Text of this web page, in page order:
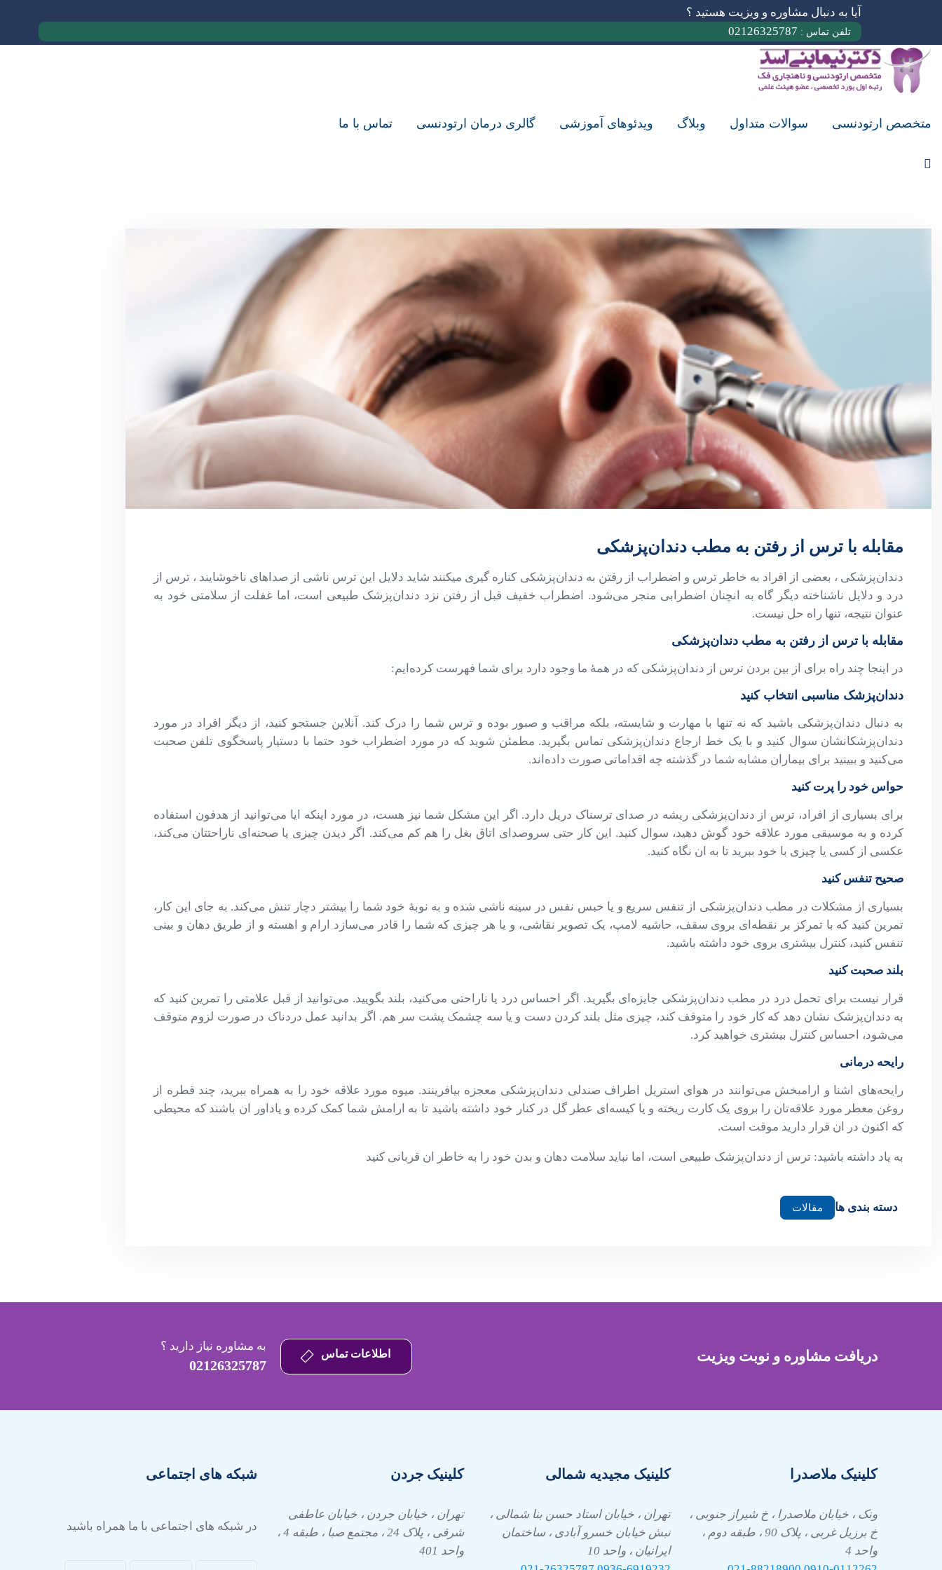
آیا به دنبال مشاوره و ویزیت هستید ؟
تلفن تماس : 02126325787
متخصص ارتودنسی سوالات متداول وبلاگ ویدئوهای آموزشی گالری درمان ارتودنسی تماس با ما
مقابله با ترس از رفتن به مطب دندان‌پزشکی
دندان‌پزشکی ، بعضی از افراد به خاطر ترس و اضطراب از رفتن به دندان‌پزشکی کناره گیری میکنند شاید دلایل این ترس ناشی از صداهای ناخوشایند ، ترس از
درد و دلایل ناشناخته دیگر گاه به انچنان اضطرابی منجر می‌شود.
اضطراب خفیف قبل از رفتن نزد دندان‌پزشک طبیعی است، اما غفلت از سلامتی خود به
عنوان نتیجه، تنها راه حل نیست.
مقابله با ترس از رفتن به مطب دندان‌پزشکی
در اینجا چند راه برای از بین بردن ترس از دندان‌پزشکی که در همهٔ ما وجود دارد برای شما فهرست کرده‌ایم:
دندان‌پزشک مناسبی انتخاب کنید
به دنبال دندان‌پزشکی باشید که نه تنها با مهارت و شایسته، بلکه مراقب و صبور بوده و ترس شما را درک کند. آنلاین جستجو کنید، از دیگر افراد در مورد
دندان‌پزشکانشان سوال کنید و با یک خط ارجاع دندان‌پزشکی تماس بگیرید. مطمئن شوید که در مورد اضطراب خود حتما با دستیار پاسخگوی تلفن صحبت
می‌کنید و ببینید برای بیماران مشابه شما در گذشته چه اقداماتی صورت داده‌اند.
حواس خود را پرت کنید
برای بسیاری از افراد، ترس از دندان‌پزشکی ریشه در صدای ترسناک دریل دارد. اگر این مشکل شما نیز هست، در مورد اینکه ایا می‌توانید از هدفون استفاده
کرده و به موسیقی مورد علاقه خود گوش دهید، سوال کنید. این کار حتی سروصدای اتاق بغل را هم کم می‌کند. اگر دیدن چیزی یا صحنه‌ای ناراحتتان می‌کند،
عکسی از کسی یا چیزی با خود ببرید تا به ان نگاه کنید.
صحیح تنفس کنید
بسیاری از مشکلات در مطب دندان‌پزشکی از تنفس سریع و یا حبس نفس در سینه ناشی شده و به نوبهٔ خود شما را بیشتر دچار تنش می‌کند. به جای این کار،
تمرین کنید که با تمرکز بر نقطه‌ای بروی سقف، حاشیه لامپ، یک تصویر نقاشی، و یا هر چیزی که شما را قادر می‌سازد ارام و اهسته و از طریق دهان و بینی
تنفس کنید، کنترل بیشتری بروی خود داشته باشید.
بلند صحبت کنید
قرار نیست برای تحمل درد در مطب دندان‌پزشکی جایزه‌ای بگیرید. اگر احساس درد یا ناراحتی می‌کنید، بلند بگویید. می‌توانید از قبل علامتی را تمرین کنید که
به دندان‌پزشک نشان دهد که کار خود را متوقف کند، چیزی مثل بلند کردن دست و یا سه چشمک پشت سر هم. اگر بدانید عمل دردناک در صورت لزوم متوقف
می‌شود، احساس کنترل بیشتری خواهید کرد.
رایحه درمانی
رایحه‌های اشنا و ارامبخش می‌توانند در هوای استریل اطراف صندلی دندان‌پزشکی معجزه بیافرینند. میوه مورد علاقه خود را به همراه ببرید، چند قطره از
روغن معطر مورد علاقه‌تان را بروی یک کارت ریخته و یا کیسه‌ای عطر گل در کنار خود داشته باشید تا به ارامش شما کمک کرده و یاداور ان باشند که محیطی
که اکنون در ان قرار دارید موقت است.
به یاد داشته باشید: ترس از دندان‌پزشک طبیعی است، اما نباید سلامت دهان و بدن خود را به خاطر ان قربانی کنید
دسته بندی ها مقالات
دریافت مشاوره و نوبت ویزیت اطلاعات تماس
به مشاوره نیاز دارید ؟
02126325787
کلینیک ملاصدرا
ونک ، خیابان ملاصدرا ، خ شیراز جنوبی ،
خ برزیل غربی ، پلاک 90 ، طبقه دوم ،
واحد 4
کلینیک مجیدیه شمالی
تهران ، خیابان استاد حسن بنا شمالی ،
نبش خیابان خسرو آبادی ، ساختمان
ایرانیان ، واحد 10
کلینیک جردن
تهران ، خیابان جردن ، خیابان عاطفی
شرقی ، پلاک 24 ، مجتمع صبا ، طبقه 4 ،
واحد 401
شبکه های اجتماعی
در شبکه های اجتماعی با ما همراه باشید